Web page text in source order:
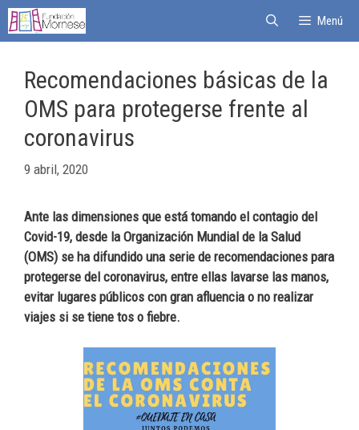
Menú
Recomendaciones básicas de la
OMS para protegerse frente al
coronavirus
9 abril, 2020
Ante las dimensiones que está tomando el contagio del
Covid-19, desde la Organización Mundial de la Salud
(OMS) se ha difundido una serie de recomendaciones para
protegerse del coronavirus, entre ellas lavarse las manos,
evitar lugares públicos con gran afluencia o no realizar
viajes si se tiene tos o fiebre.